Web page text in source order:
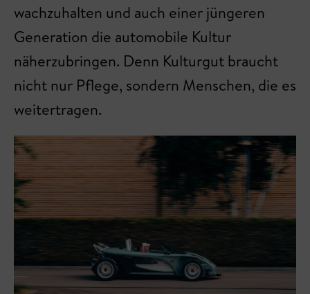
wachzuhalten und auch einer jüngeren
Generation die automobile Kultur
näherzubringen. Denn Kulturgut braucht
nicht nur Pflege, sondern Menschen, die es
weitertragen.